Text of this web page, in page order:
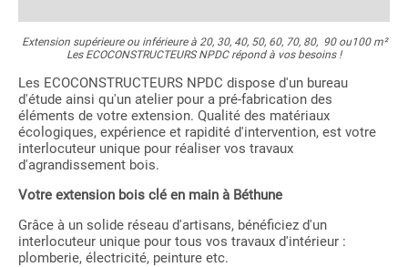
Extension supérieure ou inférieure à 20, 30, 40, 50, 60, 70, 80, 90 ou100 m²
Les ECOCONSTRUCTEURS NPDC répond à vos besoins !
Les ECOCONSTRUCTEURS NPDC dispose d'un bureau
d'étude ainsi qu'un atelier pour a pré-fabrication des
éléments de votre extension. Qualité des matériaux
écologiques, expérience et rapidité d'intervention, est votre
interlocuteur unique pour réaliser vos travaux
d'agrandissement bois.
Votre extension bois clé en main à Béthune
Grâce à un solide réseau d'artisans, bénéficiez d'un
interlocuteur unique pour tous vos travaux d'intérieur :
plomberie, électricité, peinture etc.